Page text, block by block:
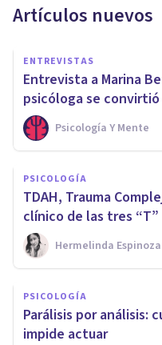
Artículos nuevos
ENTREVISTAS
Entrevista a Marina
psicóloga se
Psicología Y Mente
PSICOLOGÍA
TDAH, Trauma
clínico de las tres “T”
Hermelinda
PSICOLOGÍA
Parálisis por análisis:
impide actuar